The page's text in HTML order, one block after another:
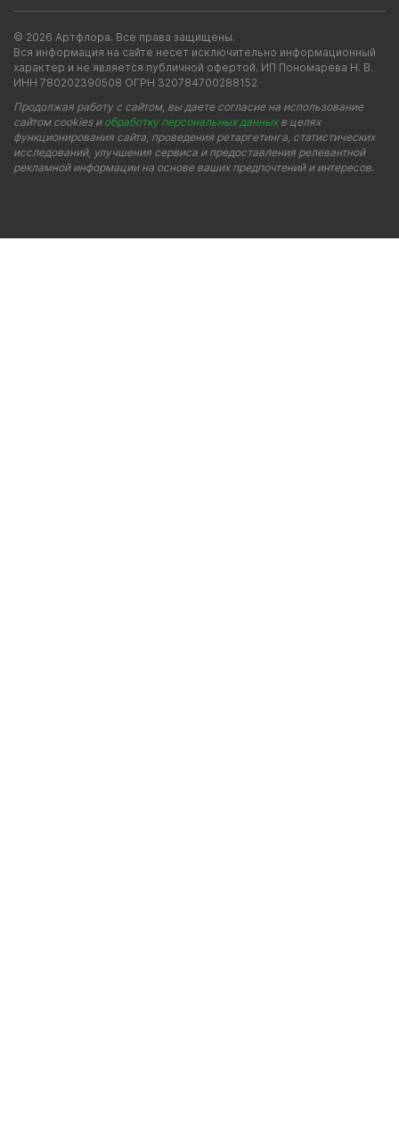
© 2026 Артфлора. Все права защищены.
Вся информация на сайте несет исключительно информационный
характер и не является публичной офертой. ИП Пономарева Н. В.
ИНН 780202390508 ОГРН 320784700288152
Продолжая работу с сайтом, вы даете согласие на использование
сайтом cookies и обработку персональных данныхв целях
функционирования сайта, проведения ретаргетинга, статистических
исследований, улучшения сервиса и предоставления релевантной
рекламной информации на основе ваших предпочтений и интересов.